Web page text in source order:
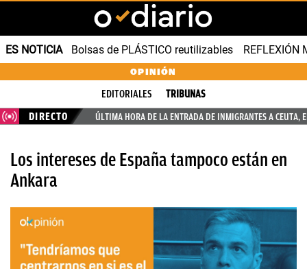
ES NOTICIA Bolsas de PLÁSTICO reutilizables REFLEXIÓN
OPINIÓN
EDITORIALES
TRIBUNAS
DIRECTO
ÚLTIMA HORA DE LA ENTRADA DE INMIGRANTES A CEUTA,
Los intereses de España tampoco están en
Ankara